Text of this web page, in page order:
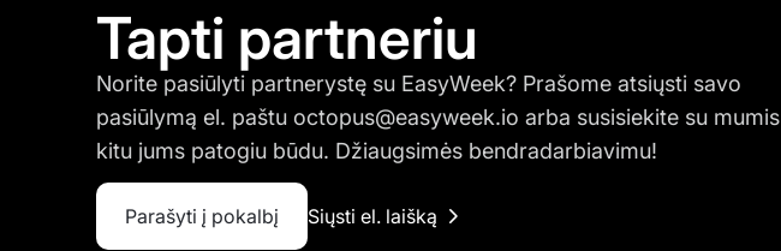
Tapti partneriu
Norite pasiūlyti partnerystę su EasyWeek? Prašome atsiųsti savo
pasiūlymą el. paštu octopus@easyweek.io arba susisiekite su mumis
kitu jums patogiu būdu. Džiaugsimės bendradarbiavimu!
Parašyti į pokalbį Siųsti el. laišką